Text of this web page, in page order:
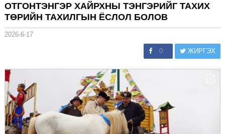
ОТГОНТЭНГЭР ХАЙРХНЫ ТЭНГЭРИЙГ ТАХИХ
ТӨРИЙН ТАХИЛГЫН ЁСЛОЛ БОЛОВ
2026-6-17
0 ЖИРГЭХ